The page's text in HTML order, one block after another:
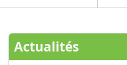
Actualités